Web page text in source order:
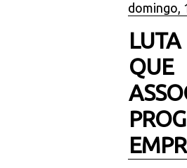
domingo,
QUE